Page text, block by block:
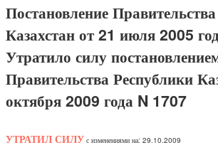
Постановление
Казахстан от 21 июля 2005
Утратило силу
Правительства Республики
октября 2009 года N 1707
УТРАТИЛ СИЛУ с изменениями на: 29.10.2009